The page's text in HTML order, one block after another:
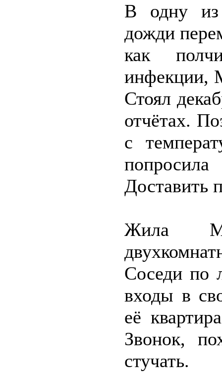
В одну
дожди
как
инфекции,
Стоял
отчётах.
с
Доставить
Жила
Соседи по
входы в
её
Звонок,
стучать.